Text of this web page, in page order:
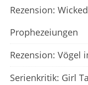
Rezension:
Prophezeiungen
Rezension: Vögel
Serienkritik: Girl